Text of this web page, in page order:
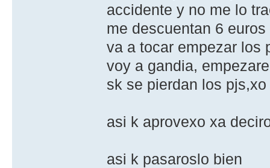
accidente y no me lo
me descuentan 6
va a tocar empezar los
voy a gandia,
sk se pierdan los
asi k aprovexo xa
asi k pasaroslo bien